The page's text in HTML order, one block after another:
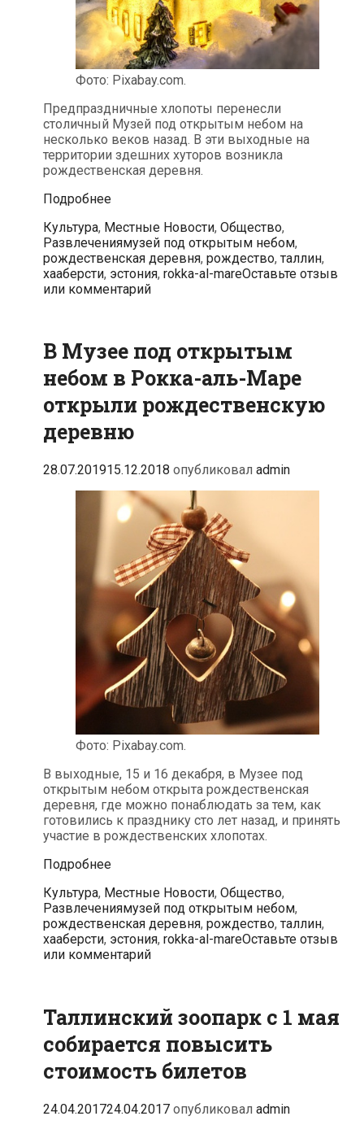
Фото: Pixabay.com.
Предпраздничные хлопоты перенесли
столичный Музей под открытым небом на
несколько веков назад. В эти выходные на
территории здешних хуторов возникла
рождественская деревня.
ПодробнееВ
деревне
Музея
под
открытым
небом
Рубрики
Культура, Местные Новости, Общество,
РазвлеченияТеги
музей под открытым небом,
рождественская деревня, рождество, таллин,
хааберсти, эстония, rokka-al-mareОставьте отзыв
или комментарий
В Музее под открытым
небом в Рокка-аль-Маре
открыли рождественскую
деревню
28.07.201915.12.2018 опубликовал admin
Фото: Pixabay.com.
В выходные, 15 и 16 декабря, в Музее под
открытым небом открыта рождественская
деревня, где можно понаблюдать за тем, как
готовились к празднику сто лет назад, и принять
участие в рождественских хлопотах.
ПодробнееВ
под
открытым
небом
в
Рокка-
рождественскую
Рубрики
Культура, Местные Новости, Общество,
РазвлеченияТеги
музей под открытым небом,
рождественская деревня, рождество, таллин,
хааберсти, эстония, rokka-al-mareОставьте отзыв
или комментарий
Таллинский зоопарк с 1 мая
собирается повысить
стоимость билетов
24.04.201724.04.2017 опубликовал admin